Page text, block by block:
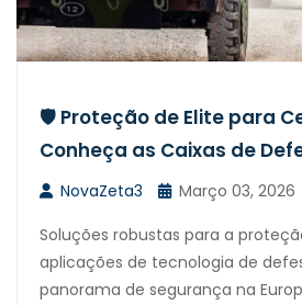
🛡️ Proteção de Elite para
Conheça as Caixas de
NovaZeta3
Março 03, 2026
Soluções robustas para a
aplicações de tecnologia de
panorama de segurança na